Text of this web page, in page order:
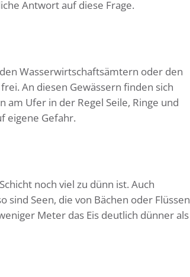
Antwort auf diese Frage.
Wasserwirtschaftsämtern oder den
An diesen Gewässern finden sich
Ufer in der Regel Seile, Ringe und
eigene Gefahr.
noch viel zu dünn ist. Auch
sind Seen, die von Bächen oder Flüssen
Meter das Eis deutlich dünner als